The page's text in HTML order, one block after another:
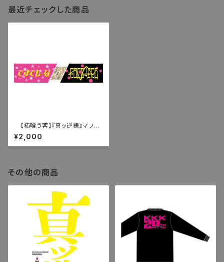
最近チェックした商品
【柿喰う客】『真ッ逆様』マフラ
ータオル
¥2,000
その他の商品